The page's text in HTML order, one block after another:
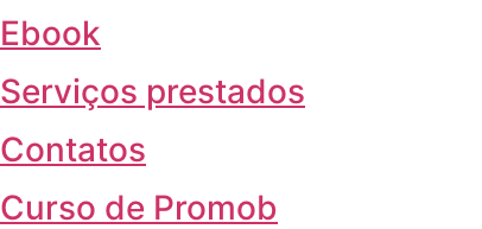
Ebook
Serviços prestados
Contatos
Curso de Promob